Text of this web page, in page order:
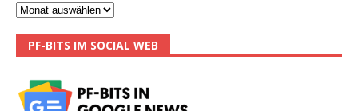
PF-BITS IM SOCIAL WEB